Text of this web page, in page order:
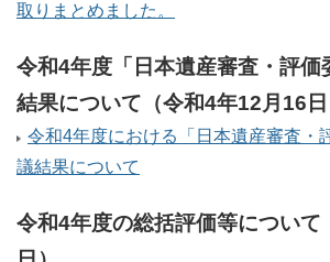
取りまとめました。
令和4年度「日本遺産審査・評価
結果について（令和4年12月16日
令和4年度における「日本遺産審査・
議結果について
令和4年度の総括評価等について